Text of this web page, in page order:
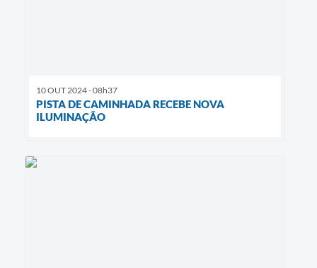
10 OUT 2024 - 08h37
PISTA DE CAMINHADA RECEBE NOVA
ILUMINAÇÃO